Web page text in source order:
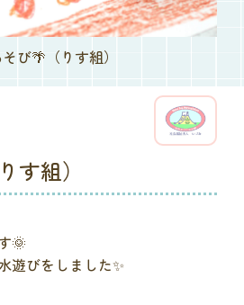
び🌴（りす組）
す組）
🌞
遊びをしました✨